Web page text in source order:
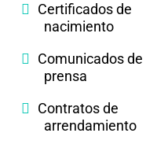
Certificados de
nacimiento
Comunicados de
prensa
Contratos de
arrendamiento